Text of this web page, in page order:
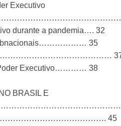
Executivo
durante a pandemia…. 32
subnacionais……………… 35
Poder Executivo………… 38
BRASIL E
45